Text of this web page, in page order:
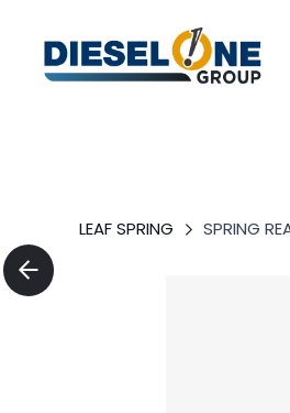
LEAF SPRING SPRING